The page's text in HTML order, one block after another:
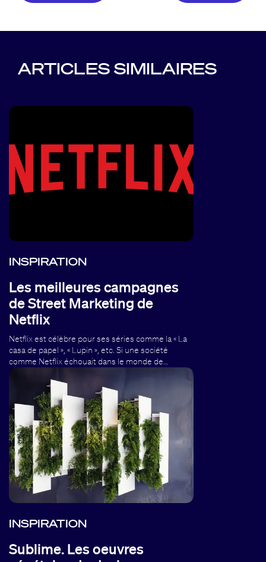
ARTICLES SIMILAIRES
INSPIRATION
Les meilleures campagnes
de Street Marketing de
Netflix
Netflix est célèbre pour ses séries comme la « La
casa de papel », « Lupin », etc. Si une société
comme Netflix échouait dans le monde de…
INSPIRATION
Sublime. Les oeuvres